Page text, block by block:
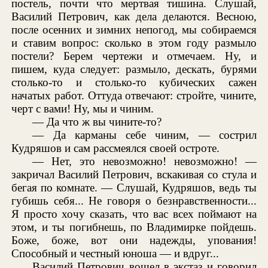
постель, почти что мертвая тишина. Слушай,
Василий Петрович, как дела делаются. Весною,
после осенних и зимних непогод, мы собираемся
и ставим вопрос: сколько в этом году размыло
постели? Берем чертежи и отмечаем. Ну, и
пишем, куда следует: размыло, дескать, бурями
столько-то и столько-то кубических сажен
начатых работ. Оттуда отвечают: стройте, чините,
черт с вами! Ну, мы и чиним.
— Да что ж вы чините-то?
— Да карманы себе чиним, — сострил
Кудряшов и сам рассмеялся своей остроте.
— Нет, это невозможно! невозможно! —
закричал Василий Петрович, вскакивая со стула и
бегая по комнате. — Слушай, Кудряшов, ведь ты
губишь себя... Не говоря о безнравственности...
Я просто хочу сказать, что вас всех поймают на
этом, и ты погибнешь, по Владимирке пойдешь.
Боже, боже, вот они надежды, упования!
Способный и честный юноша — и вдруг...